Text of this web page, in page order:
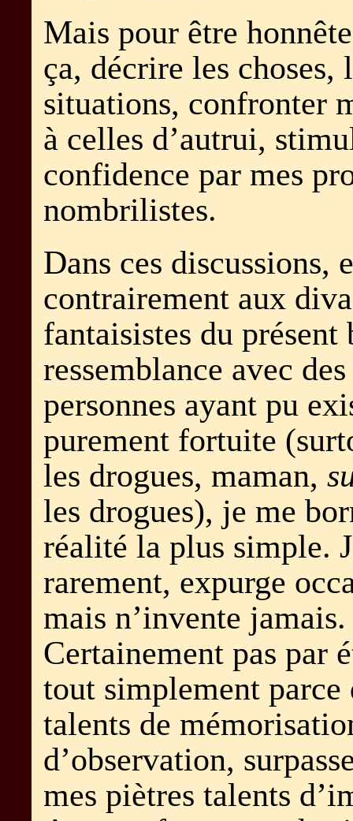
Mais pour être
ça, décrire les choses,
situations, confronter
à celles d’autrui,
confidence par mes
nombrilistes.
Dans ces discussions,
contrairement aux
fantaisistes du
ressemblance avec
personnes ayant pu
purement fortuite
les drogues, maman,
les drogues), je me
réalité la plus simple.
rarement, expurge
mais n’invente
Certainement pas par
tout simplement parce
talents de
d’observation,
mes piètres talents